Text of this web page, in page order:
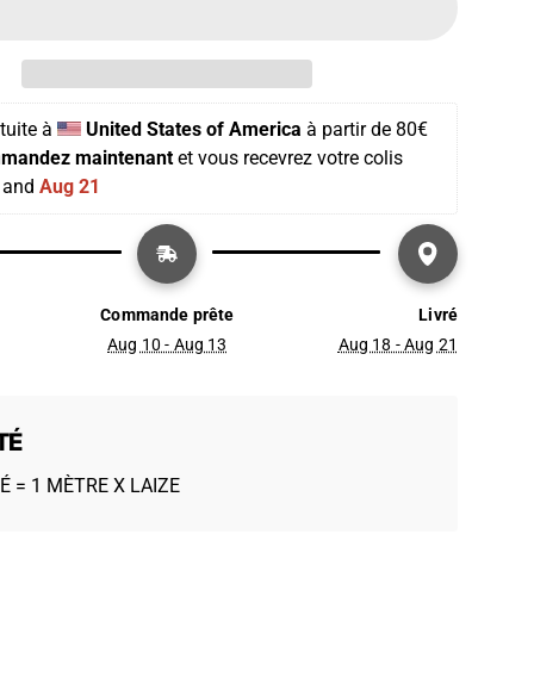
à United States of America à partir de 80€
maintenant et vous recevrez votre colis
Aug 21
Commande prête
Aug 10 - Aug 13
Livré
Aug 18 - Aug 21
= 1 MÈTRE X LAIZE